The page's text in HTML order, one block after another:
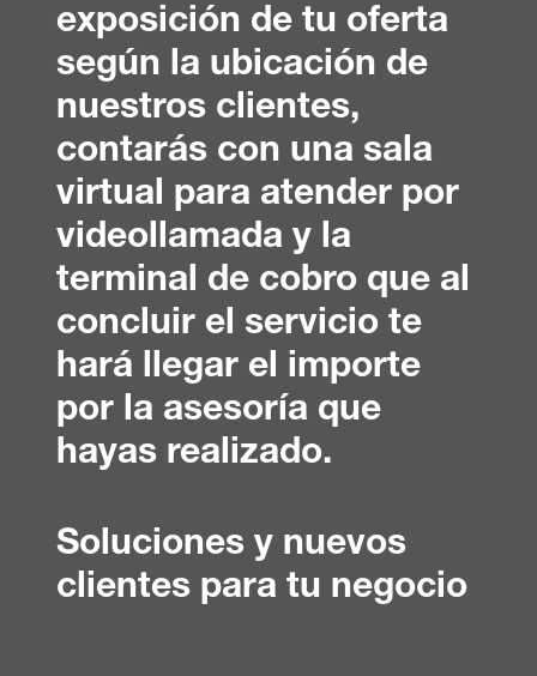
exposición de tu oferta
según la ubicación de
nuestros clientes,
contarás con una sala
virtual para atender por
videollamada y la
terminal de cobro que al
concluir el servicio te
hará llegar el importe
por la asesoría que
hayas realizado.
Soluciones y nuevos
clientes para tu negocio